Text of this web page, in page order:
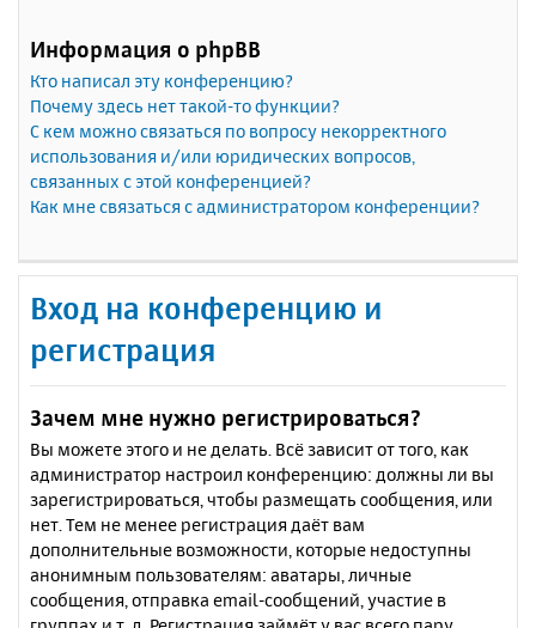
Информация о phpBB
Кто написал эту конференцию?
Почему здесь нет такой-то функции?
С кем можно связаться по вопросу некорректного
использования и/или юридических вопросов,
связанных с этой конференцией?
Как мне связаться с администратором конференции?
Вход на конференцию и
регистрация
Зачем мне нужно регистрироваться?
Вы можете этого и не делать. Всё зависит от того, как
администратор настроил конференцию: должны ли вы
зарегистрироваться, чтобы размещать сообщения, или
нет. Тем не менее регистрация даёт вам
дополнительные возможности, которые недоступны
анонимным пользователям: аватары, личные
сообщения, отправка email-сообщений, участие в